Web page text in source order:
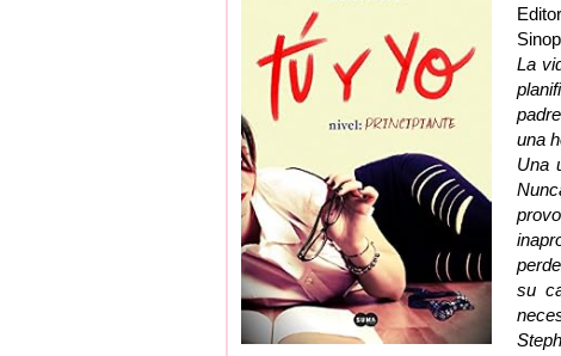
La
una
Una
su